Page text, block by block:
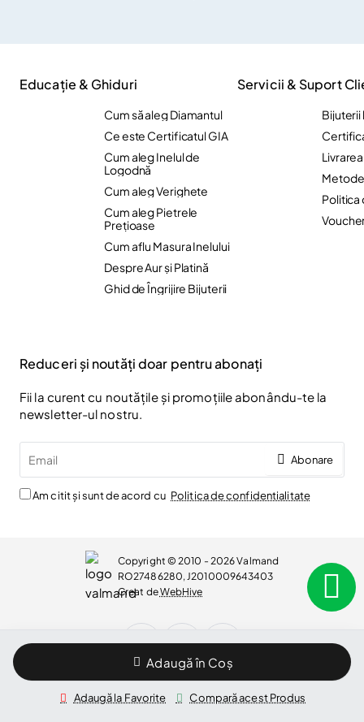
Adaugă în Coș
Adaugă la Favorite Compară acest Produs
Educație & Ghiduri
Cum să aleg Diamantul
Ce este Certificatul GIA
Cum aleg Inelul de
Logodnă
Cum aleg Verighete
Cum aleg Pietrele
Preţioase
Cum aflu Masura Inelului
Despre Aur și Platină
Ghid de Îngrijire Bijuterii
Servicii & Suport
Bijuterii
Politica
Reduceri și noutăți doar pentru abonați
Fii la curent cu noutățile și promoțiile abonându-te la
newsletter-ul nostru.
Abonare
Am citit și sunt de acord cu Politica de confidentialitate
Copyright © 2010 - 2026 Valmand
RO27486280, J2010009643403
Creat deWebHive
WhatsApp